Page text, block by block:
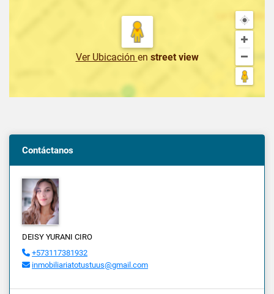
Ver Ubicación en street view
Contáctanos
DEISY YURANI CIRO
+573117381932
inmobiliariatotustuus@gmail.com